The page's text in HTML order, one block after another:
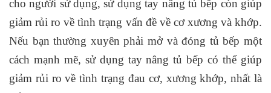
cho người sử dụng, sử dụng tay nâng tủ bếp còn giúp
giảm rủi ro về tình trạng vấn đề về cơ xương và khớp.
Nếu bạn thường xuyên phải mở và đóng tủ bếp một
cách mạnh mẽ, sử dụng tay nâng tủ bếp có thể giúp
giảm rủi ro về tình trạng đau cơ, xương khớp, nhất là